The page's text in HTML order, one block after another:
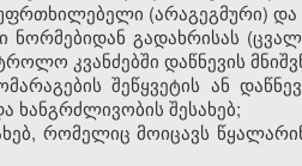
(არაგეგმური) და
ნორმებიდან გადახრისას
კვანძებში დაწნევის
შეწყვეტის ან
ხანგრძლივობის შესახებ;
რომელიც მოიცავს